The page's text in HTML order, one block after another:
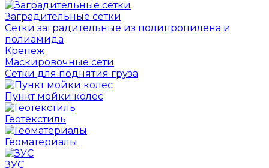
Заградительные сетки
Сетки заградительные из полипропилена и
полиамида
Крепеж
Маскировочные сети
Сетки для поднятия груза
Пункт мойки колес
Геотекстиль
Геоматериалы
ЗУС